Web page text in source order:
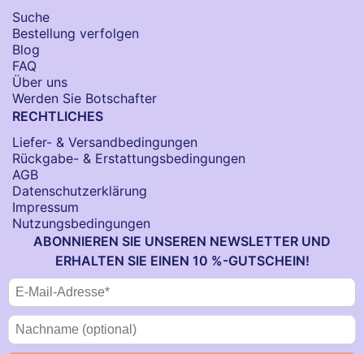
Suche
Bestellung verfolgen
Blog
FAQ
Über uns
Werden Sie Botschafter
RECHTLICHES
Liefer- & Versandbedingungen
Rückgabe- & Erstattungsbedingungen
AGB
Datenschutzerklärung
Impressum
Nutzungsbedingungen
ABONNIEREN SIE UNSEREN NEWSLETTER UND
ERHALTEN SIE EINEN 10 %-GUTSCHEIN!